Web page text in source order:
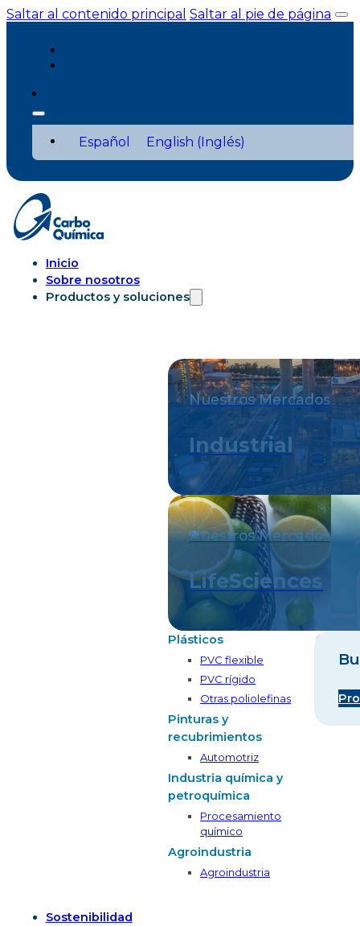
Saltar al contenido principal Saltar al pie de página
Español English (Inglés)
Inicio
Sobre nosotros
Productos y soluciones
Nuestros Mercados
Industrial
Nuestros Mercados
LifeSciences
Plásticos
PVC flexible
PVC rígido
Otras poliolefinas
Pinturas y
recubrimientos
Automotriz
Industria química y
petroquímica
Procesamiento
químico
Agroindustria
Agroindustria
Sostenibilidad